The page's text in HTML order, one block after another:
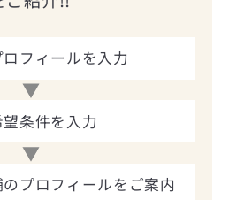
フィールを入力
条件を入力
プロフィールをご案内